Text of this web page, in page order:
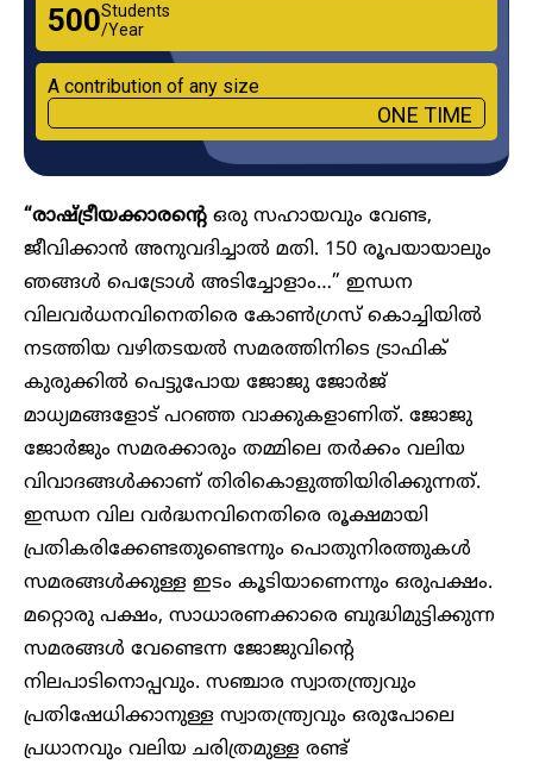
₹500Students
/Year
A contribution of any size
ONE TIME
“രാഷ്​ട്രീയക്കാരന്റെ ഒരു സഹായവും വേണ്ട,
ജീവിക്കാൻ അനുവദിച്ചാൽ മതി. 150 രൂപയായാലും
ഞങ്ങൾ പെട്രോൾ അടിച്ചോളാം…” ഇന്ധന
വിലവർധനവിനെതിരെ കോൺഗ്രസ്​ കൊച്ചിയിൽ
നടത്തിയ വഴിതടയൽ സമരത്തിനിടെ ട്രാഫിക്
കുരുക്കിൽ പെട്ടുപോയ ജോജു ജോർജ്
മാധ്യമങ്ങളോട് പറഞ്ഞ വാക്കുകളാണിത്. ജോജു
ജോർജും സമരക്കാരും തമ്മിലെ തർക്കം വലിയ
വിവാദങ്ങൾക്കാണ്​ തിരികൊളുത്തിയിരിക്കുന്നത്.
ഇന്ധന വില വർദ്ധനവിനെതിരെ രൂക്ഷമായി
പ്രതികരിക്കേണ്ടതുണ്ടെന്നും പൊതുനിരത്തുകൾ
സമരങ്ങൾക്കുള്ള ഇടം കൂടിയാണെന്നും ഒരുപക്ഷം.
മറ്റൊരു പക്ഷം, സാധാരണക്കാരെ ബുദ്ധിമുട്ടിക്കുന്ന
സമരങ്ങൾ വേണ്ടെന്ന ജോജുവിന്റെ
നിലപാടിനൊപ്പവും. സഞ്ചാര സ്വാതന്ത്ര്യവും
പ്രതിഷേധിക്കാനുള്ള സ്വാതന്ത്ര്യവും ഒരുപോലെ
പ്രധാനവും വലിയ ചരിത്രമുള്ള രണ്ട്